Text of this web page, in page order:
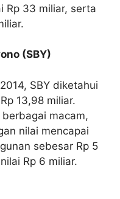
Rp 33 miliar, serta
(SBY)
SBY diketahui
13,98 miliar.
macam,
nilai mencapai
sebesar Rp 5
Rp 6 miliar.